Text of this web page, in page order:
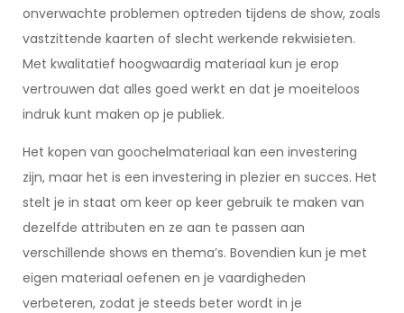
onverwachte problemen optreden tijdens de show, zoals
vastzittende kaarten of slecht werkende rekwisieten.
Met kwalitatief hoogwaardig materiaal kun je erop
vertrouwen dat alles goed werkt en dat je moeiteloos
indruk kunt maken op je publiek.
Het kopen van goochelmateriaal kan een investering
zijn, maar het is een investering in plezier en succes. Het
stelt je in staat om keer op keer gebruik te maken van
dezelfde attributen en ze aan te passen aan
verschillende shows en thema’s. Bovendien kun je met
eigen materiaal oefenen en je vaardigheden
verbeteren, zodat je steeds beter wordt in je